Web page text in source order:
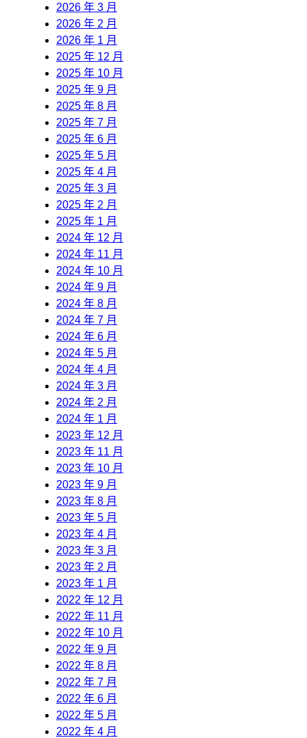
2026 年 3 月
2026 年 2 月
2026 年 1 月
2025 年 12 月
2025 年 10 月
2025 年 9 月
2025 年 8 月
2025 年 7 月
2025 年 6 月
2025 年 5 月
2025 年 4 月
2025 年 3 月
2025 年 2 月
2025 年 1 月
2024 年 12 月
2024 年 11 月
2024 年 10 月
2024 年 9 月
2024 年 8 月
2024 年 7 月
2024 年 6 月
2024 年 5 月
2024 年 4 月
2024 年 3 月
2024 年 2 月
2024 年 1 月
2023 年 12 月
2023 年 11 月
2023 年 10 月
2023 年 9 月
2023 年 8 月
2023 年 5 月
2023 年 4 月
2023 年 3 月
2023 年 2 月
2023 年 1 月
2022 年 12 月
2022 年 11 月
2022 年 10 月
2022 年 9 月
2022 年 8 月
2022 年 7 月
2022 年 6 月
2022 年 5 月
2022 年 4 月